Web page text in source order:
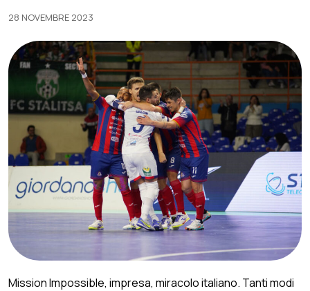
28 NOVEMBRE 2023
Mission Impossible, impresa, miracolo italiano. Tanti modi